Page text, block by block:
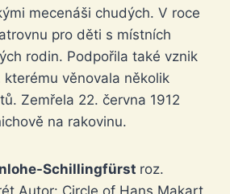
mecenáši chudých. V roce
pro děti s místních
rodin. Podpořila také vznik
věnovala několik
Zemřela 22. června 1912
na rakovinu.
Schillingfürst roz.
Autor: Circle of Hans Makart